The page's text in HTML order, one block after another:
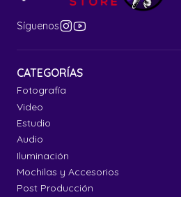
Síguenos
CATEGORÍAS
Fotografía
Video
Estudio
Audio
Iluminación
Mochilas y Accesorios
Post Producción